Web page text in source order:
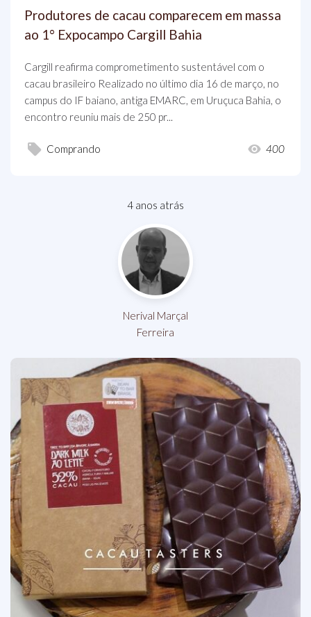
Produtores de cacau comparecem em massa
ao 1° Expocampo Cargill Bahia
Cargill reafirma comprometimento sustentável com o
cacau brasileiro Realizado no último dia 16 de março, no
campus do IF baiano, antiga EMARC, em Uruçuca Bahia, o
encontro reuniu mais de 250 pr...
Comprando 400
4 anos atrás
Nerival Marçal
Ferreira